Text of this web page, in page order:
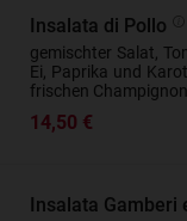
Insalata di Pollo
gemischter Salat,
Ei, Paprika und
frischen
14,50 €
Insalata Gamberi